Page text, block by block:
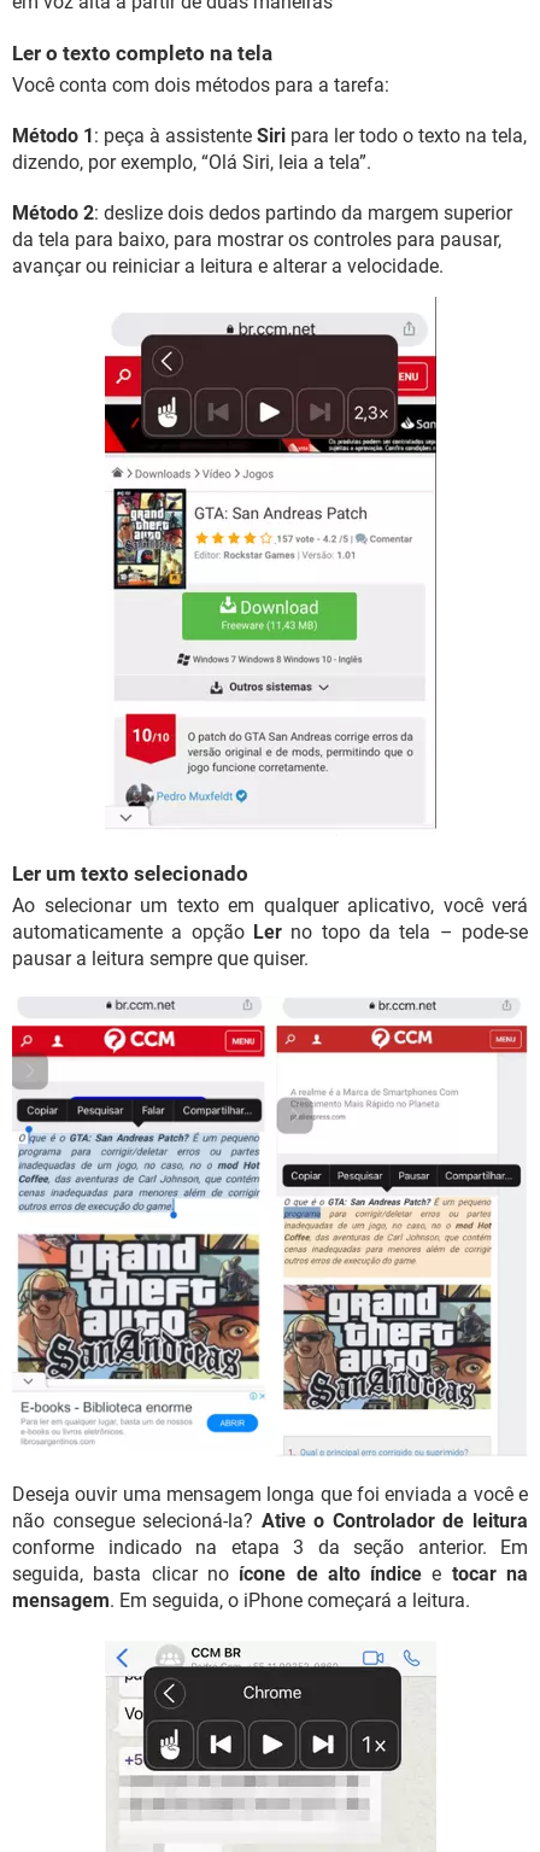
Ler o texto completo na tela
Você conta com dois métodos para a tarefa:
Método 1 : peça à assistente Siri para ler todo o texto na tela,
dizendo, por exemplo, “Olá Siri, leia a tela”.
Método 2: deslize dois dedos partindo da margem superior
da tela para baixo, para mostrar os controles para pausar,
avançar ou reiniciar a leitura e alterar a velocidade.
Ler um texto selecionado
Ao selecionar um texto em qualquer aplicativo, você verá
automaticamente a opção Ler no topo da tela – pode-se
pausar a leitura sempre que quiser.
Deseja ouvir uma mensagem longa que foi enviada a você e
não consegue selecioná-la? Ative o Controlador de leitura
conforme indicado na etapa 3 da seção anterior. Em
seguida, basta clicar no ícone de alto índice e tocar na
mensagem. Em seguida, o iPhone começará a leitura.